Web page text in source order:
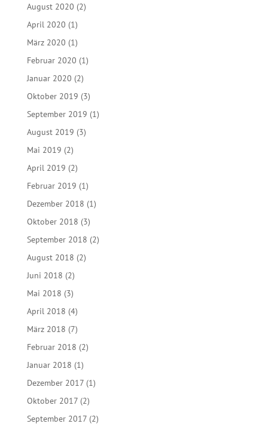
August 2020 (2)
April 2020 (1)
März 2020 (1)
Februar 2020 (1)
Januar 2020 (2)
Oktober 2019 (3)
September 2019 (1)
August 2019 (3)
Mai 2019 (2)
April 2019 (2)
Februar 2019 (1)
Dezember 2018 (1)
Oktober 2018 (3)
September 2018 (2)
August 2018 (2)
Juni 2018 (2)
Mai 2018 (3)
April 2018 (4)
März 2018 (7)
Februar 2018 (2)
Januar 2018 (1)
Dezember 2017(1)
Oktober 2017(2)
September 2017(2)